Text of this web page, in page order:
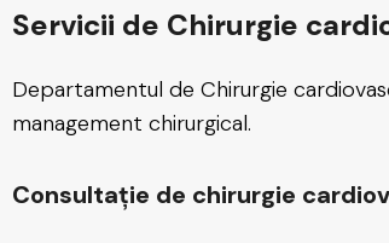
Servicii de Chirurgie
Departamentul de Chirurgie
management chirurgical.
Consultație de chirurgie